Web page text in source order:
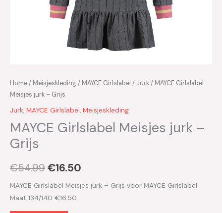
Home/ Meisjeskleding/ MAYCE Girlslabel / Jurk/ MAYCE Girlslabel
Meisjes jurk – Grijs
Jurk, MAYCE Girlslabel, Meisjeskleding
MAYCE Girlslabel Meisjes jurk –
Grijs
€54.99€16.50
MAYCE Girlslabel Meisjes jurk – Grijs voor MAYCE Girlslabel
Maat 134/140 €16.50